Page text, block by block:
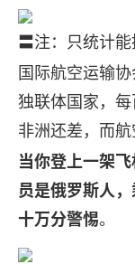
〓注：只统计
国际航空运输
独联体国家，
非洲还差，而航
当你登上一架
员是俄罗斯人
十万分警惕。